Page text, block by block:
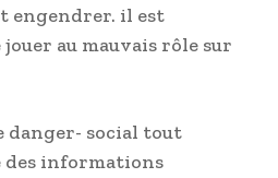
engendrer. il est
au mauvais rôle sur
danger- social tout
informations